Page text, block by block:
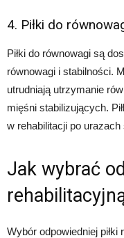
4. Piłki do
Piłki do równowagi są
równowagi i stabilności.
utrudniają utrzymanie
mięśni stabilizujących.
w rehabilitacji po
Jak wybrać
Wybór odpowiedniej